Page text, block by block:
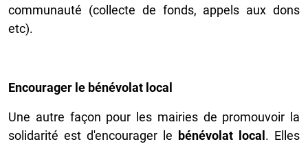
communauté (collecte de fonds, appels aux dons
etc).
Encourager le bénévolat local
Une autre façon pour les mairies de promouvoir la
solidarité est d'encourager le bénévolat local . Elles